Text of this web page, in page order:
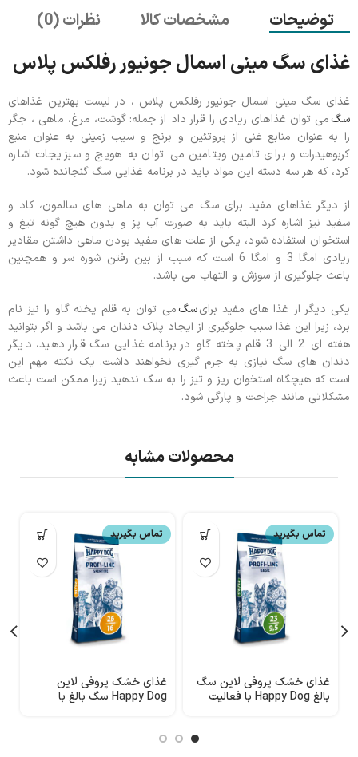
توضیحات مشخصات کالا نظرات (0)
غذای سگ مینی اسمال جونیور رفلکس پلاس
غذای سگ مینی اسمال جونیور رفلکس پلاس ، در لیست بهترین غذاهای
سگمی توان غذاهای زیادی را قرار داد از جمله: گوشت، مرغ، ماهی ، جگر
را به عنوان منابع غنی از پروتئین و برنج و سیب زمینی به عنوان منبع
کربوهیدرات و برای تامین ویتامین می توان به هویج و سبزیجات اشاره
کرد، که هر سه دسته این مواد باید در برنامه غذایی سگ گنجانده شود.
از دیگر غذاهای مفید برای سگ می توان به ماهی های سالمون، کاد و
سفید نیز اشاره کرد البته باید به صورت آب پز و بدون هیچ گونه تیغ و
استخوان استفاده شود، یکی از علت های مفید بودن ماهی داشتن مقادیر
زیادی امگا 3 و امگا 6 است که سبب از بین رفتن شوره سر و همچنین
باعث جلوگیری از سوزش و التهاب می باشد.
یکی دیگر از غذا های مفید برایسگمی توان به قلم پخته گاو را نیز نام
برد، زیرا این غذا سبب جلوگیری از ایجاد پلاک دندان می باشد و اگر بتوانید
هفته ای 2 الی 3 قلم پخته گاو در برنامه غذایی سگ قرار دهید، دیگر
دندان های سگ نیازی به جرم گیری نخواهند داشت. یک نکته مهم این
است که هیچگاه استخوان ریز و تیز را به سگ ندهید زیرا ممکن است باعث
مشکلاتی مانند جراحت و پارگی شود.
محصولات مشابه
تماس بگیرید
غذای خشک پروفی لاین سگ
بالغ Happy Dog با فعالیت
تماس بگیرید
غذای خشک پروفی لاین
Happy Dog سگ بالغ با